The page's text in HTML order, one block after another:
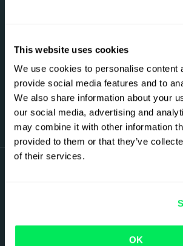
This website uses cookies
We use cookies to personalise content
provide social media features and to
We also share information about your
our social media, advertising and
may combine it with other information
provided to them or that they’ve
of their services.
OK
Vertrouwd door de
Aanmelden voor
Insights